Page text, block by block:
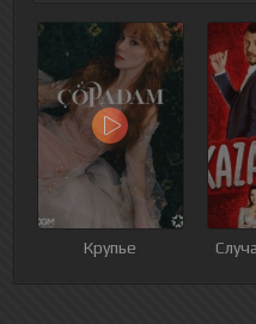
Крупье
9 серия 10 серия